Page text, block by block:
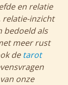
en relatie
relatie-inzicht
bedoeld als
meer rust
de tarot
onze